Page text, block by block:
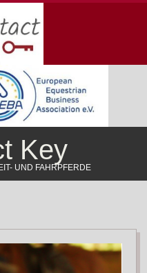
Key
UND FAHRPFERDE